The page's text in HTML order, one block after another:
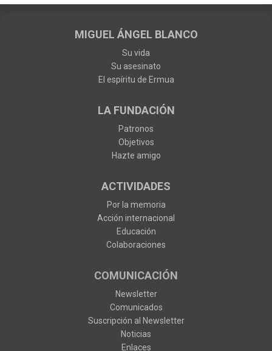
MIGUEL ÁNGEL BLANCO
Su vida
Su asesinato
El espíritu de Ermua
LA FUNDACIÓN
Patronos
Objetivos
Hazte amigo
ACTIVIDADES
Por la memoria
Acción internacional
Educación
Colaboraciones
COMUNICACIÓN
Newsletter
Comunicados
Suscripción al Newsletter
Noticias
Enlaces